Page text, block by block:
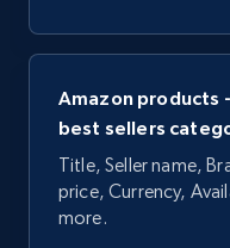
Amazon products
best sellers
Title, Seller name,
price, Currency,
more.